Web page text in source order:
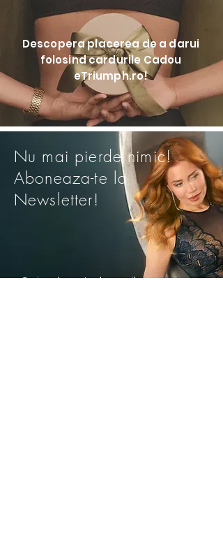
Descopera placerea de a darui
folosind cardurile Cadou
eTriumph.ro!
Nu mai pierde nimic!
Aboneaza-te la
Newsletter!